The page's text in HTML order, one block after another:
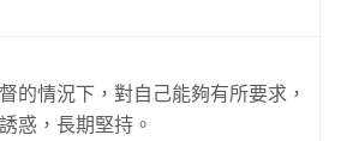
的情況下，對自己能夠有所要求，
惑，長期堅持。